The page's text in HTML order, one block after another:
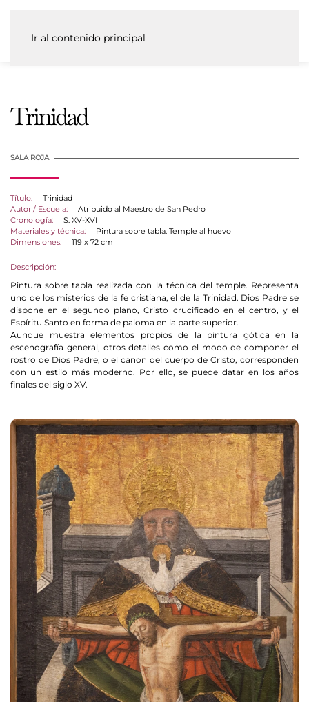
Ir al contenido principal
Trinidad
SALA ROJA
Título:
Trinidad
Autor / Escuela:
Atribuido al Maestro de San Pedro
Cronología:
S. XV-XVI
Materiales y técnica:
Pintura sobre tabla. Temple al huevo
Dimensiones:
119 x 72 cm
Descripción:
Pintura sobre tabla realizada con la técnica del temple. Representa
uno de los misterios de la fe cristiana, el de la Trinidad. Dios Padre se
dispone en el segundo plano, Cristo crucificado en el centro, y el
Espíritu Santo en forma de paloma en la parte superior.
Aunque muestra elementos propios de la pintura gótica en la
escenografía general, otros detalles como el modo de componer el
rostro de Dios Padre, o el canon del cuerpo de Cristo, corresponden
con un estilo más moderno. Por ello, se puede datar en los años
finales del siglo XV.